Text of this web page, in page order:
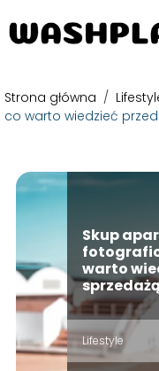
Strona główna /
co warto wiedzieć
Skup
warto
Lifestyle